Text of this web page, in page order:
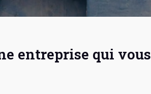
entreprise qui vous